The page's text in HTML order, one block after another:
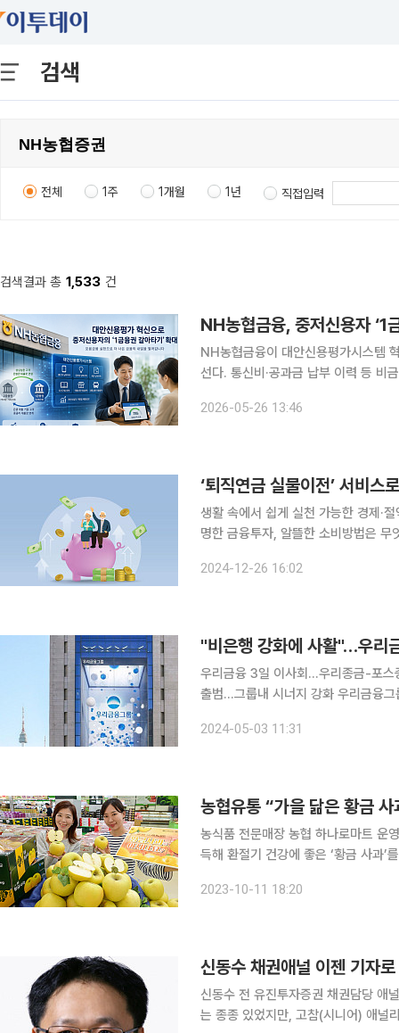
검색
전체 1주 1개월 1년 직접입력
검색결과 총 1,533 건
NH농협금융, 중저신용자 ‘1
NH농협금융이 대안신용평가시스템
선다. 통신비·공과금 납부 이력 등 비
협캐피탈·NH저축은행 간 금융사다
2026-05-26 13:46
‘퇴직연금 실물이전’ 서비
생활 속에서 쉽게 실천 가능한 경제·
명한 금융투자, 알뜰한 소비방법은 무엇이 있을까요? 퇴직연금, 기존
도해지 비용, 펀드 환매 후 재매수 과
2024-12-26 16:02
"비은행 강화에 사활"…우리
우리금융 3일 이사회…우리종금-포스
출범…그룹내 시너지 강화 우리금융그룹이 10년 만에 증권업에 다시 진출한다. 우리금융 자회사인
2024-05-03 11:31
농협유통 “가을 닮은 황금
농식품 전문매장 농협 하나로마트 운
득해 환절기 건강에 좋은 ‘황금 사과’를 판매한다. 황금 사과는 골든데리셔
과라고도 불리며과일의 여왕답게 영
2023-10-11 18:20
신동수 채권애널 이젠 기자
신동수 전 유진투자증권 채권담당 애
는 종종 있었지만, 고참(시니어) 애널